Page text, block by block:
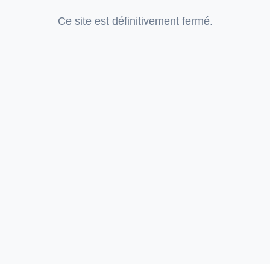
Ce site est définitivement fermé.